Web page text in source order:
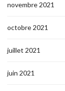
novembre 2021
octobre 2021
juillet 2021
juin 2021